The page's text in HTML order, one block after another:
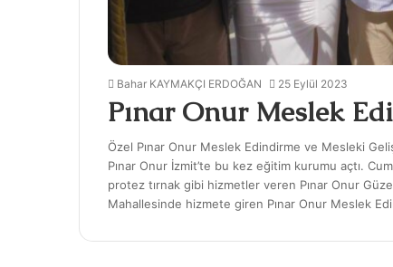
Bahar KAYMAKÇI ERDOĞAN 25 Eylül 2023
Pınar Onur Meslek
Özel Pınar Onur Meslek Edindirme ve Mesleki
Pınar Onur İzmit’te bu kez eğitim kurumu açtı.
protez tırnak gibi hizmetler veren Pınar Onur
Mahallesinde hizmete giren Pınar Onur Meslek